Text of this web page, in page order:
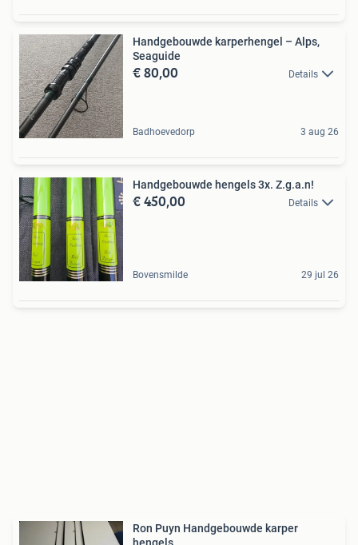
Handgebouwde karperhengel – Alps,
Seaguide
€ 80,00 Details
Badhoevedorp 3 aug 26
Handgebouwde hengels 3x. Z.g.a.n!
€ 450,00 Details
Bovensmilde 29 jul 26
Ron Puyn Handgebouwde karper